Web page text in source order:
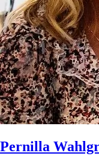
Pernilla